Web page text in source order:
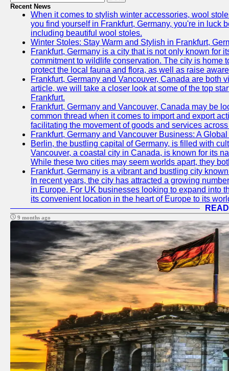
Recent News
When it comes to stylish winter accessories, wool
you find yourself in Frankfurt, Germany, you're in luck
including beautiful wool stoles.
Winter Stoles: Stay Warm and Stylish in Frankfurt,
Frankfurt, Germany is a city that is not only known for
commitment to wildlife conservation. The city is
protect the local fauna and flora, as well as raise
Frankfurt, Germany and Vancouver, Canada are both
article, we will take a closer look at some of the top
Frankfurt.
Frankfurt, Germany and Vancouver, Canada may be
common thread when it comes to import and export
facilitating the movement of goods and services
Frankfurt, Germany and Vancouver Business: A
Berlin, the bustling capital of Germany, is filled with
Vancouver, a coastal city in Canada, is known for its
While these two cities may seem worlds apart, they
Frankfurt, Germany is a vibrant and bustling city
In recent years, the city has attracted a growing
in Europe. For UK businesses looking to expand into
its convenient location in the heart of Europe to its
9 months ago